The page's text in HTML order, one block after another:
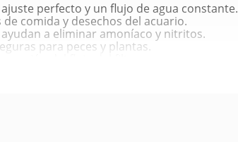
perfecto y un flujo de agua constante.
comida y desechos del acuario.
a eliminar amoníaco y nitritos.
para peces y plantas.
antes de requerir cambio.
de ecosistemas acuáticos.